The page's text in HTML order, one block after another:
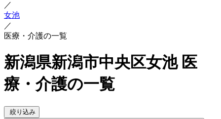
／
女池
／
医療・介護の一覧
新潟県新潟市中央区女池 医
療・介護の一覧
絞り込み